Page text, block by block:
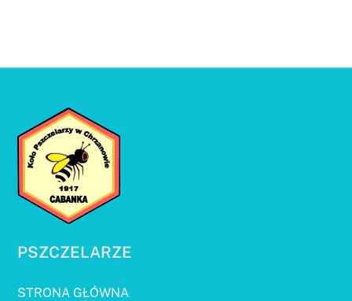
PSZCZELARZE
STRONA GŁÓWNA